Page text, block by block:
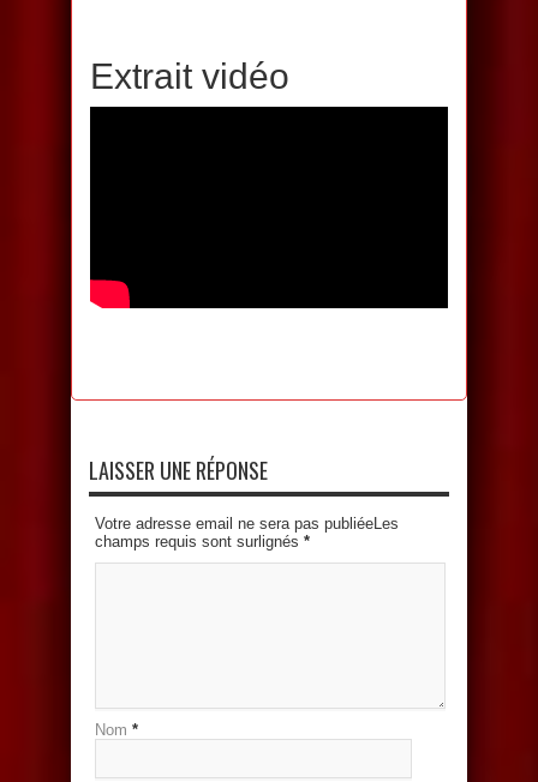
Extrait vidéo
LAISSER UNE RÉPONSE
Votre adresse email ne sera pas publiéeLes
champs requis sont surlignés *
Nom *